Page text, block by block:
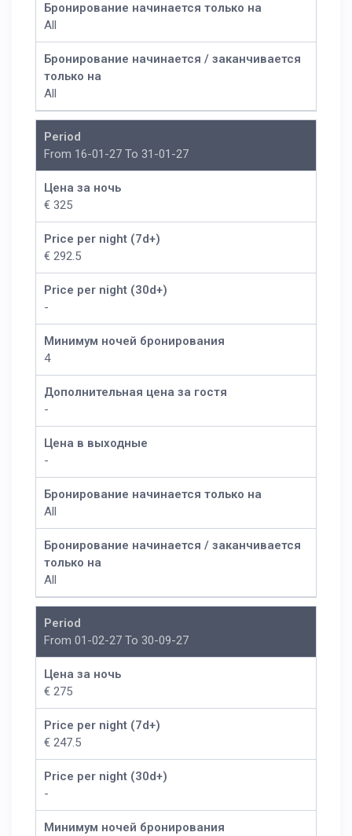
Бронирование начинается только на
All
Бронирование начинается / заканчивается
только на
All
Period
From 16-01-27 To 31-01-27
Цена за ночь
€ 325
Price per night (7d+)
€ 292.5
Price per night (30d+)
-
Минимум ночей бронирования
4
Дополнительная цена за гостя
-
Цена в выходные
-
Бронирование начинается только на
All
Бронирование начинается / заканчивается
только на
All
Period
From 01-02-27 To 30-09-27
Цена за ночь
€ 275
Price per night (7d+)
€ 247.5
Price per night (30d+)
-
Минимум ночей бронирования